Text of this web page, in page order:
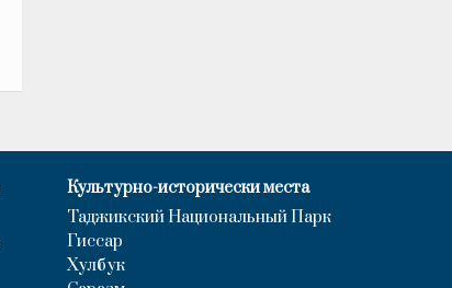
Культурно-исторически места
Таджикский Национальный Парк
Гиссар
Хулбук